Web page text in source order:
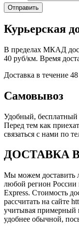
Курьерская
В пределах МКАД
40 руб/км. Время
Доставка в течение
Самовывоз
Удобный, бесплатный
Перед тем как
связаться с нами по
ДОСТАВКА
Мы можем доставить
любой регион России
Express. Стоимость
рассчитать на сайте
учитывая примерный
удобнее обычной,